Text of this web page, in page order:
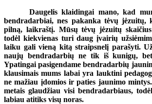
Daugelis klaidingai mano, kad
bendradarbiai, nes pakanka tėvų jėzuitų,
pilną, laikraštį. Mūsų tėvų jėzuitų
todėl kiekvienas turi daug įvairių
laiku gali vieną kitą straipsnelį parašyti.
naujų bendradarbių ne tik iš kunigų,
Ypatingai pasigendame bendradarbių
klausimais mums labai yra lauktini
ne mažiau įdomios ir paties jaunimo
metais glaudžiau visi bendradarbiaus,
labiau atitiks visų noras.